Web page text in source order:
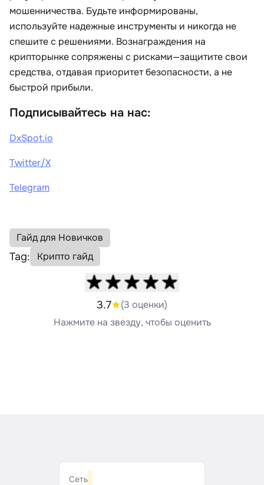
мошенничества. Будьте информированы,
используйте надежные инструменты и никогда не
спешите с решениями. Вознаграждения на
крипторынке сопряжены с рисками—защитите свои
средства, отдавая приоритет безопасности, а не
быстрой прибыли.
Подписывайтесь на нас:
DxSpot.io
Twitter/X
Telegram
Гайд для Новичков
Tag: Крипто гайд
3.7
(3 оценки)
Нажмите на звезду, чтобы оценить
Сеть